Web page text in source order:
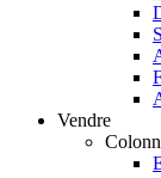
Vendre